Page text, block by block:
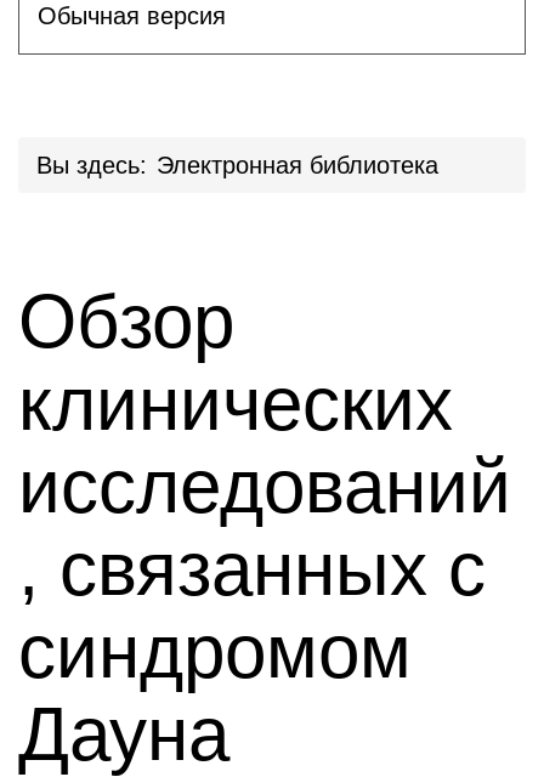
Обычная версия
Вы здесь: Электронная библиотека
Обзор
клинических
исследований
, связанных с
синдромом
Дауна